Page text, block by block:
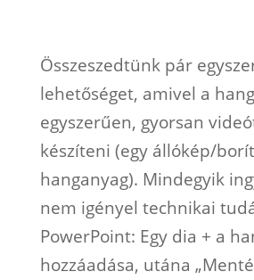
Összeszedtünk pár
lehetőséget, amivel a
egyszerűen, gyorsan
készíteni (egy állókép/
hanganyag). Mindegyik
nem igényel technikai
PowerPoint: Egy dia + a
hozzáadása, utána